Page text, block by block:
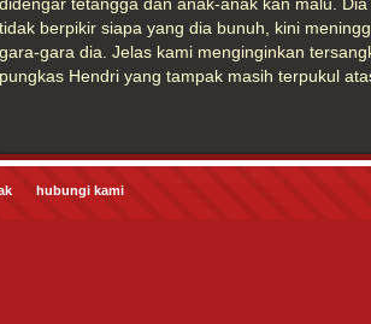
didengar tetangga dan anak-anak kan malu.
tidak berpikir siapa yang dia bunuh, kini
gara-gara dia. Jelas kami menginginkan
pungkas Hendri yang tampak masih terpukul
hubungi kami